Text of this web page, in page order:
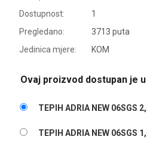
Dostupnost:
1
Pregledano:
3713 puta
Jedinica mjere:
KOM
Ovaj proizvod dostupan je
TEPIH ADRIA NEW 06SGS
TEPIH ADRIA NEW 06SGS